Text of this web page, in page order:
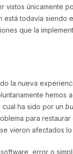
vistos únicamente
está todavía siendo
que la
la nueva
hemos
ha sido por un
para
vieron afectados lo
error o